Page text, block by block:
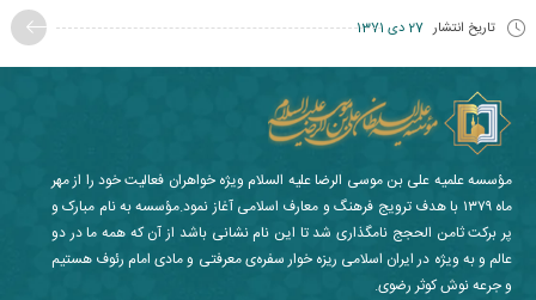
تاریخ انتشار 27 دی 1371
مؤسسه علمیه علی بن موسی الرضا علیه السلام ویژه خواهران فعالیت خود را از مهر
ماه ۱۳۷۹ با هدف ترویج فرهنگ و معارف اسلامی آغاز نمود.مؤسسه به نام مبارک و
پر برکت ثامن الحجج نامگذاری شد تا این نام نشانی باشد از آن که همه ما در دو
عالم و به ویژه در ایران اسلامی ریزه خوار سفره‌ی معرفتی و مادی امام رئوف هستیم
و جرعه نوش کوثر رضوی.